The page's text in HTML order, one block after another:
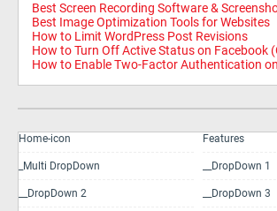
Best Screen Recording Software &
Best Image Optimization Tools for Websites
How to Limit WordPress Post Revisions
How to Turn Off Active Status on Facebook
How to Enable Two-Factor Authentication
Home-icon Features
_Multi DropDown __DropDown 1
__DropDown 2 __DropDown 3